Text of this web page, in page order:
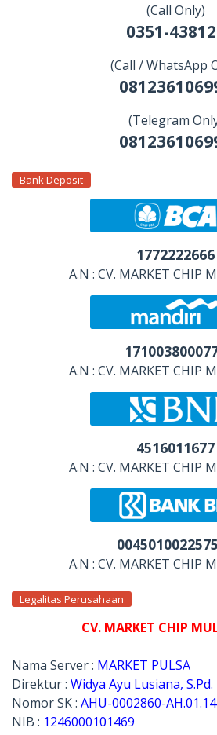
(Call Only)
0351-
(Call / WhatsApp
(Telegram
Bank Deposit
1772222666
A.N : CV. MARKET CHIP
A.N : CV. MARKET CHIP
4516011677
A.N : CV. MARKET CHIP
A.N : CV. MARKET CHIP
Legalitas Perusahaan
CV. MARKET CHIP
Nama Server : MARKET PULSA
Direktur : Widya Ayu Lusiana, S.Pd.
Nomor SK : AHU-0002860-
NIB : 1246000101469